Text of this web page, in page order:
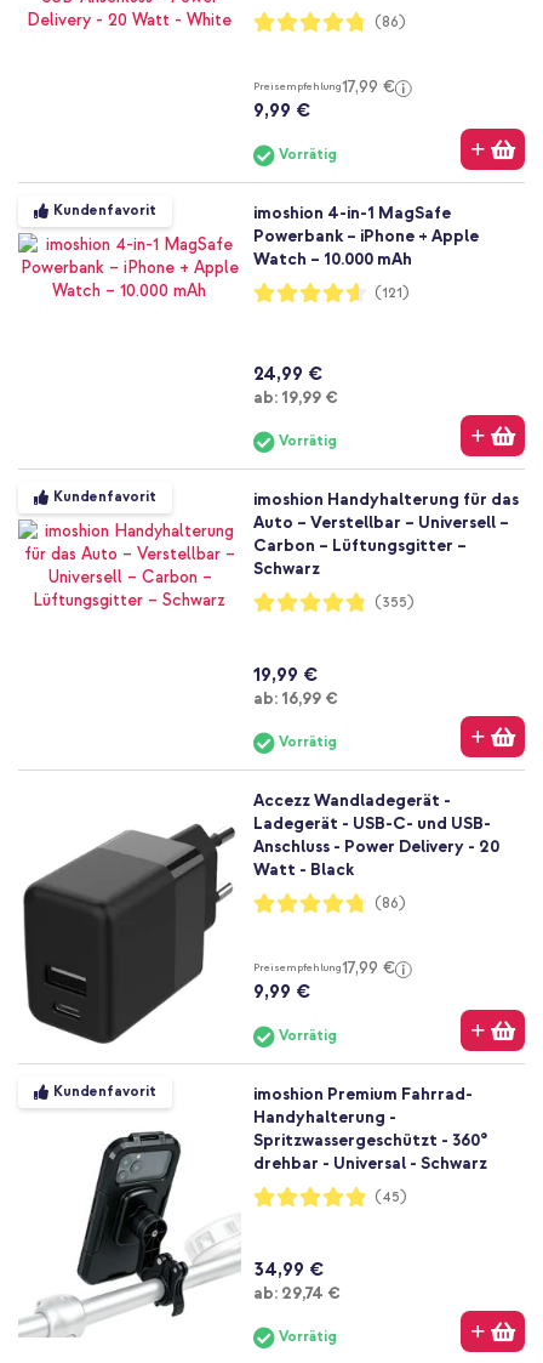
Bewertung:
95%
(86)
Preisempfehlung17,99 €
9,99 €
Vorrätig
Kundenfavorit
imoshion 4-in-1 MagSafe
Powerbank – iPhone + Apple
Watch – 10.000 mAh
Bewertung:
92%
(121)
24,99 €
ab: Ab
19,99 €
Vorrätig
Kundenfavorit
imoshion Handyhalterung für das
Auto – Verstellbar – Universell –
Carbon – Lüftungsgitter –
Schwarz
Bewertung:
96%
(355)
19,99 €
ab: Ab
16,99 €
Vorrätig
Accezz Wandladegerät -
Ladegerät - USB-C- und USB-
Anschluss - Power Delivery - 20
Watt - Black
Bewertung:
95%
(86)
Preisempfehlung17,99 €
9,99 €
Vorrätig
Kundenfavorit
imoshion Premium Fahrrad-
Handyhalterung -
Spritzwassergeschützt - 360°
drehbar - Universal - Schwarz
Bewertung:
97%
(45)
34,99 €
ab: Ab
29,74 €
Vorrätig